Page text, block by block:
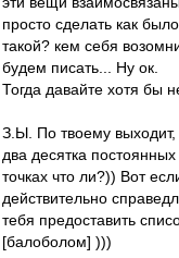
просто сделать как
такой? кем себя
будем писать... Ну ок.
Тогда давайте хотя бы
З.Ы. По твоему выходит,
два десятка
точках что ли?)) Вот
действительно
тебя предоставить
[балоболом] )))